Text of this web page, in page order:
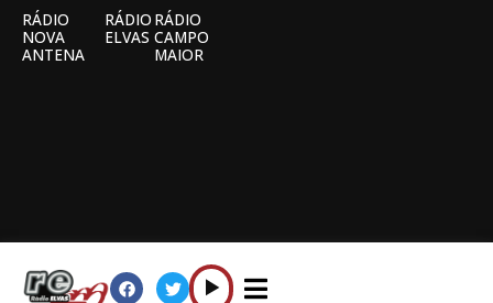
RÁDIO
NOVA
ANTENA
RÁDIO
ELVAS
RÁDIO
CAMPO
MAIOR